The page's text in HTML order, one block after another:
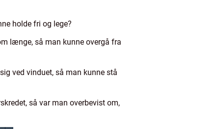
holde fri og lege?
længe, så man kunne overgå fra
ved vinduet, så man kunne stå
så var man overbevist om,